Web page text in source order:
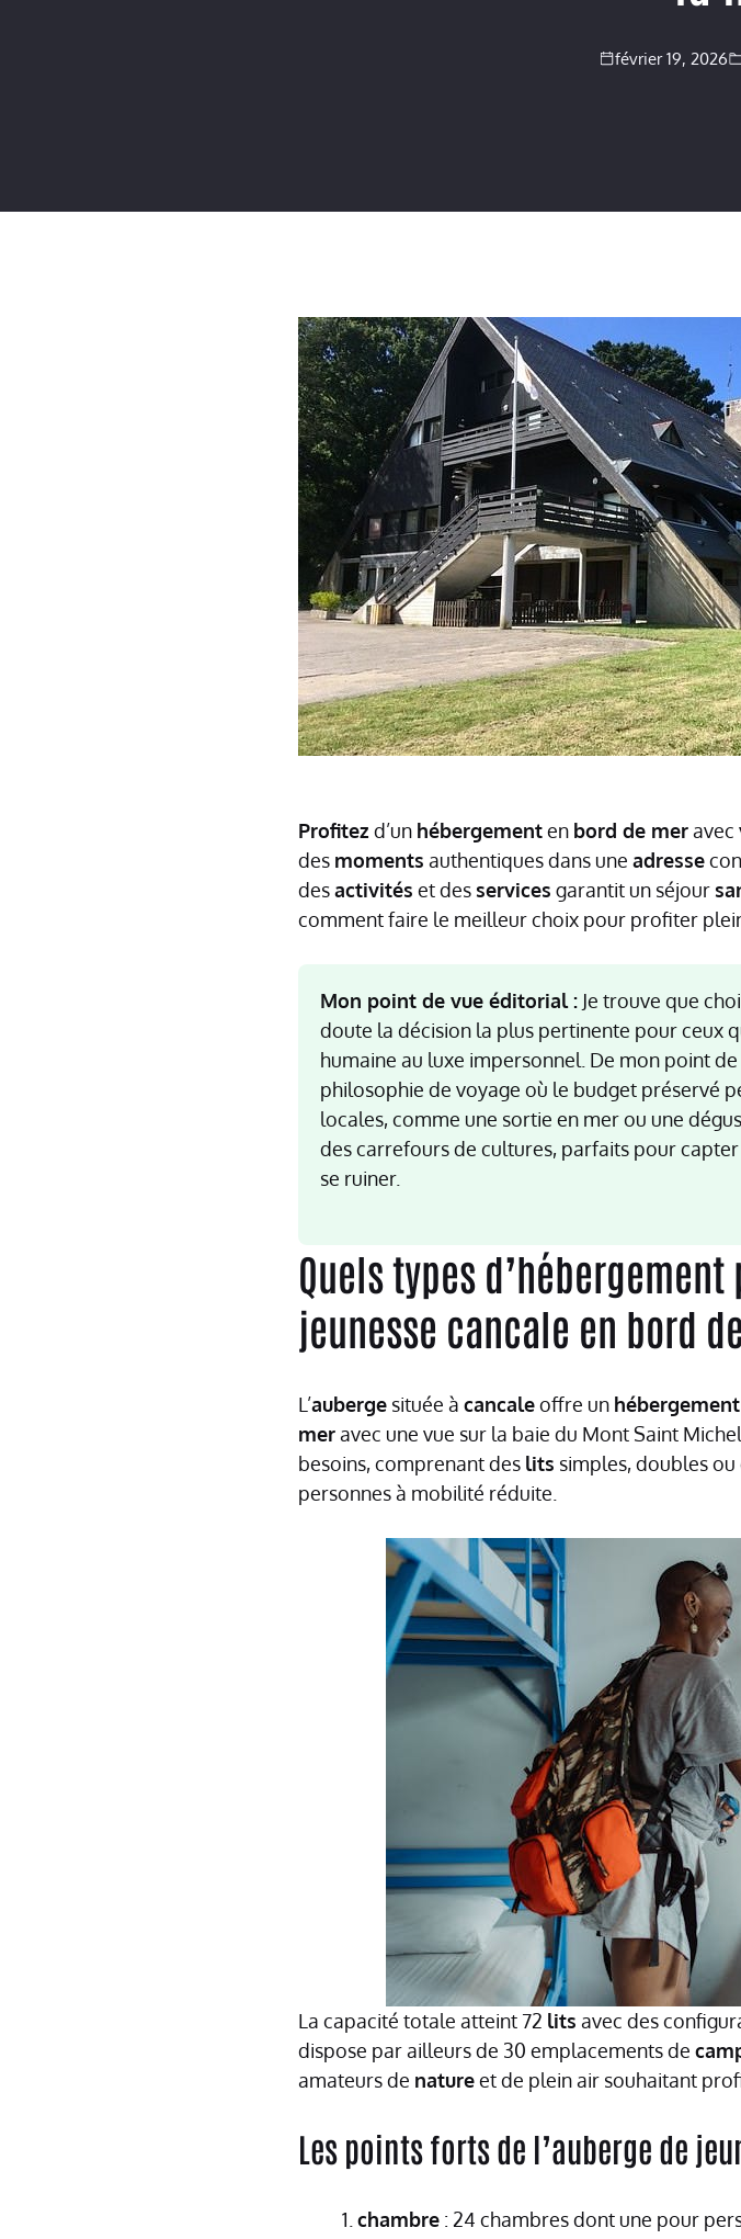
février 19, 2026
Profitez d’un hébergementen bord de meravec
des moments authentiques dans une adresse
desactivités et des services garantit un séjour
comment faire le meilleur choix pour profiter
Mon point de vue éditorial : Je trouve que
doute la décision la plus pertinente pour ceux
humaine au luxe impersonnel. De mon point
philosophie de voyage où le budget préservé
locales, comme une sortie en mer ou une
des carrefours de cultures, parfaits pour
se ruiner.
Quels types
jeunesse cancale en bord
L’auberge située à cancaleoffre un hébergement
meravec une vue sur la baie du Mont Saint
besoins, comprenant des lits simples, doubles
personnes à mobilité réduite.
La capacité totale atteint 72 lits avec des
dispose par ailleurs de 30 emplacements de
amateurs de natureet de plein air souhaitant
Les points forts de l’auberge de
chambre : 24 chambres dont une pour